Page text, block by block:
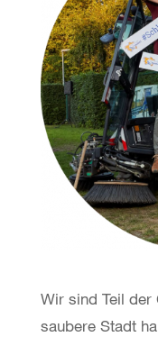
Wir sind Teil der
saubere Stadt